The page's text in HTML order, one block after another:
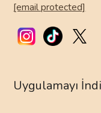
[email protected]
Uygulamayı